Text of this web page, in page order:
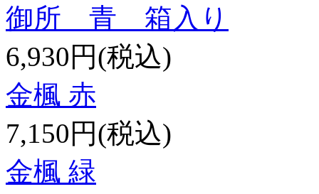
御所 青 箱入り
6,930円(税込)
金楓 赤
7,150円(税込)
金楓 緑